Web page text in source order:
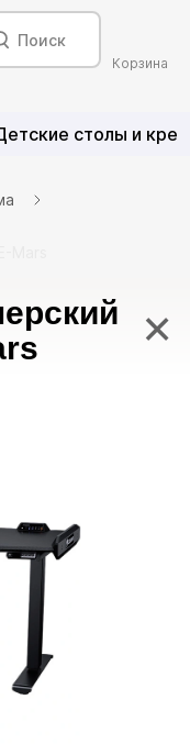
Корзина
столы и
×